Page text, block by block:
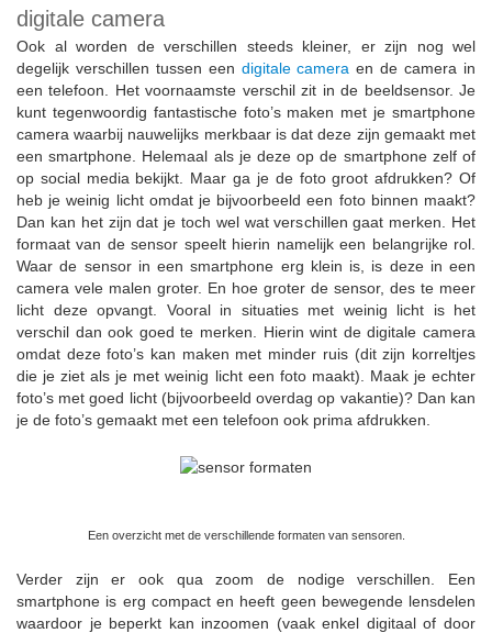
digitale camera
Ook al worden de verschillen steeds kleiner, er zijn nog wel
degelijk verschillen tussen een digitale camera en de camera in
een telefoon. Het voornaamste verschil zit in de beeldsensor. Je
kunt tegenwoordig fantastische foto’s maken met je smartphone
camera waarbij nauwelijks merkbaar is dat deze zijn gemaakt met
een smartphone. Helemaal als je deze op de smartphone zelf of
op social media bekijkt. Maar ga je de foto groot afdrukken? Of
heb je weinig licht omdat je bijvoorbeeld een foto binnen maakt?
Dan kan het zijn dat je toch wel wat verschillen gaat merken. Het
formaat van de sensor speelt hierin namelijk een belangrijke rol.
Waar de sensor in een smartphone erg klein is, is deze in een
camera vele malen groter. En hoe groter de sensor, des te meer
licht deze opvangt. Vooral in situaties met weinig licht is het
verschil dan ook goed te merken. Hierin wint de digitale camera
omdat deze foto’s kan maken met minder ruis (dit zijn korreltjes
die je ziet als je met weinig licht een foto maakt). Maak je echter
foto’s met goed licht (bijvoorbeeld overdag op vakantie)? Dan kan
je de foto’s gemaakt met een telefoon ook prima afdrukken.
Een overzicht met de verschillende formaten van sensoren.
Verder zijn er ook qua zoom de nodige verschillen. Een
smartphone is erg compact en heeft geen bewegende lensdelen
waardoor je beperkt kan inzoomen (vaak enkel digitaal of door